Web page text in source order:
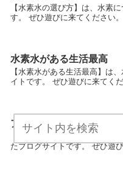
【水素水の選び方】は、水素
す。 ぜひ遊びに来てください。
水素水がある生活最高
【水素水がある生活最高】は
イトです。 ぜひ遊びに来てくだ
アンチエイジングに効く
【アンチエイジングに効く水
たブログサイトです。 ぜひ遊